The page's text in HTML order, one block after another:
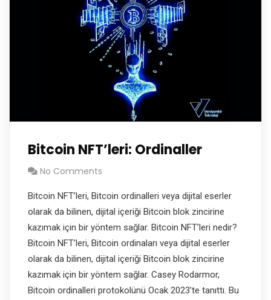
Bitcoin NFT’leri: Ordinaller
No Comments
Bitcoin NFT’leri, Bitcoin ordinalleri veya dijital eserler
olarak da bilinen, dijital içeriği Bitcoin blok zincirine
kazımak için bir yöntem sağlar. Bitcoin NFT’leri nedir?
Bitcoin NFT’leri, Bitcoin ordinaları veya dijital eserler
olarak da bilinen, dijital içeriği Bitcoin blok zincirine
kazımak için bir yöntem sağlar. Casey Rodarmor,
Bitcoin ordinalleri protokolünü Ocak 2023’te tanıttı. Bu